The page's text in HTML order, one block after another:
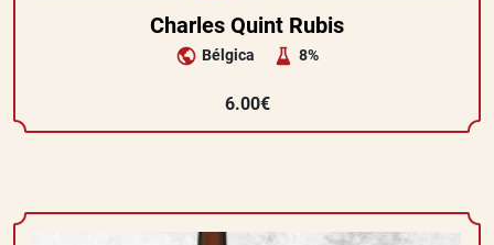
Charles Quint Rubis
Bélgica 8%
6.00€